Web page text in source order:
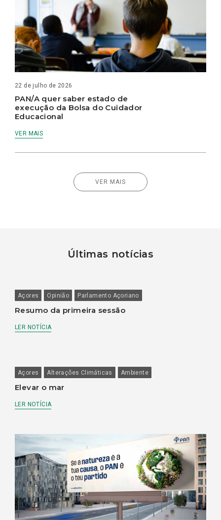
22 de julho de 2026
PAN/A quer saber estado de
execução da Bolsa do Cuidador
Educacional
VER MAIS
VER MAIS
Últimas notícias
Açores Opinião Parlamento Açoriano
Resumo da primeira sessão
LER NOTÍCIA
Açores Alterações Climáticas Ambiente
Elevar o mar
LER NOTÍCIA